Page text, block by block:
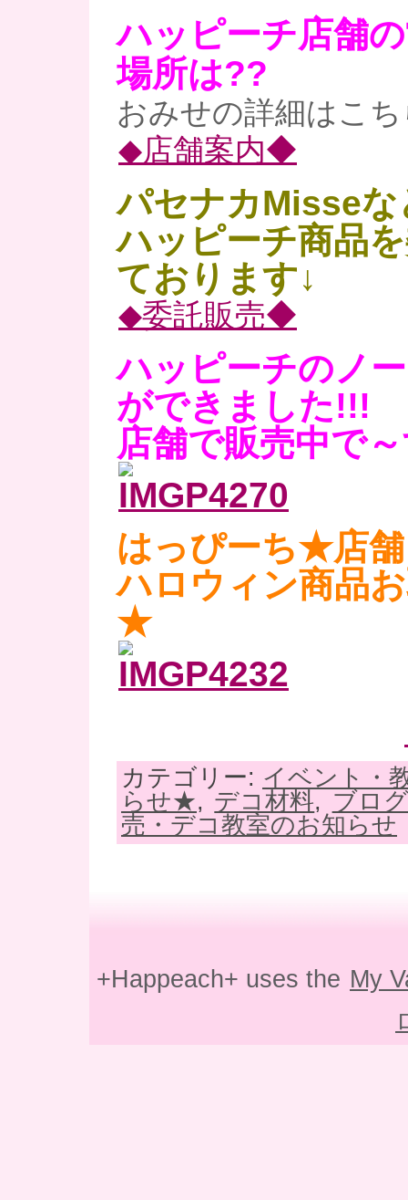
ハッピーチ店舗
場所は??
おみせの詳細はこ
◆店舗案内◆
パセナカMisseな
ハッピーチ商品
ております↓
◆委託販売◆
ハッピーチのノ
ができました!!!
店舗で販売中で
はっぴーち★店
ハロウィン商品
★
カテゴリー: イベント・
らせ★, デコ材料, ブロ
売・デコ教室のお知らせ
+Happeach+ uses the My